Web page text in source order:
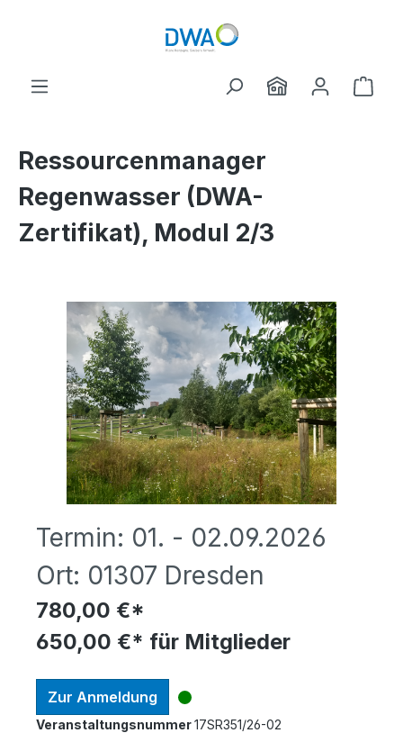
Ressourcenmanager
Regenwasser (DWA-
Zertifikat), Modul 2/3
Bildergalerie überspringen
Termin: 01. - 02.09.2026
Ort: 01307 Dresden
780,00 €*
650,00 €* für Mitglieder
Zur Anmeldung
Veranstaltungsnummer17SR351/26-02